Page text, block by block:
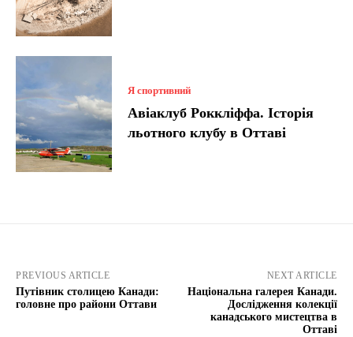
Я спортивний
Авіаклуб Роккліффа. Історія
льотного клубу в Оттаві
PREVIOUS ARTICLE
Путівник столицею Канади:
головне про райони Оттави
NEXT ARTICLE
Національна галерея Канади.
Дослідження колекції
канадського мистецтва в
Оттаві